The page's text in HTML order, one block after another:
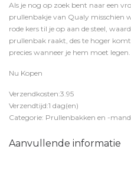
Als je nog op zoek bent naar een
prullenbakje van Qualy misschien
rode kers til je op aan de steel,
prullenbak raakt, des te hoger
precies wanneer je hem moet legen.
Nu Kopen
Verzendkosten:3.95
Verzendtijd:1 dag(en)
Categorie: Prullenbakken en -
Aanvullende informatie